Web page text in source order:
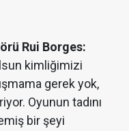
Rui Borges:
kimliğimizi
gerek yok,
Oyunun tadını
bir şeyi